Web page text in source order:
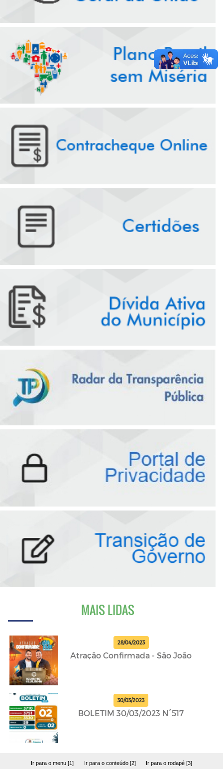
MAIS LIDAS
28/04/2023
Atração Confirmada - São João
30/03/2023
BOLETIM 30/03/2023 N°517
Ir para o menu [1] Ir para o conteúdo [2] Ir para o rodapé [3]